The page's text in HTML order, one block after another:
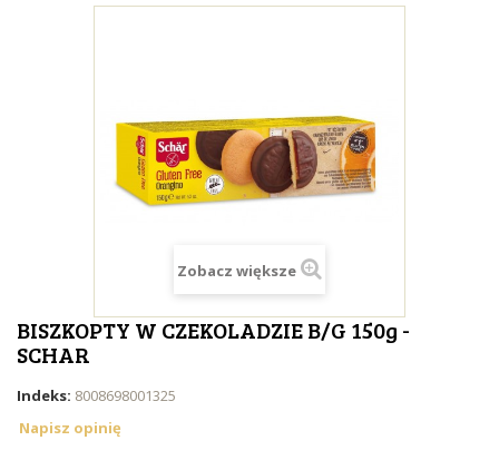
Zobacz większe
BISZKOPTY W CZEKOLADZIE B/G 150g -
SCHAR
Indeks: 8008698001325
Napisz opinię